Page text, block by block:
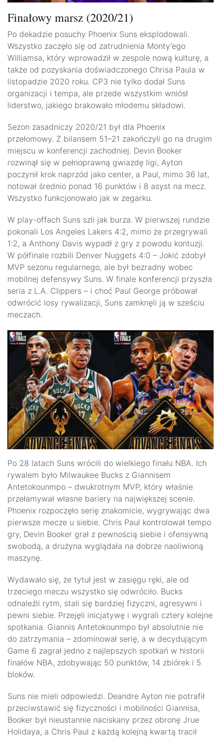
Finałowy marsz (2020/21)
Po dekadzie posuchy Phoenix Suns eksplodowali.
Wszystko zaczęło się od zatrudnienia Monty’ego
Williamsa, który wprowadził w zespole nową kulturę, a
także od pozyskania doświadczonego Chrisa Paula w
listopadzie 2020 roku. CP3 nie tylko dodał Suns
organizacji i tempa, ale przede wszystkim wniósł
liderstwo, jakiego brakowało młodemu składowi.
Sezon zasadniczy 2020/21 był dla Phoenix
przełomowy. Z bilansem 51–21 zakończyli go na drugim
miejscu w konferencji zachodniej. Devin Booker
rozwinął się w pełnoprawną gwiazdę ligi, Ayton
poczynił krok naprzód jako center, a Paul, mimo 36 lat,
notował średnio ponad 16 punktów i 8 asyst na mecz.
Wszystko funkcjonowało jak w zegarku.
W play-offach Suns szli jak burza. W pierwszej rundzie
pokonali Los Angeles Lakers 4:2, mimo że przegrywali
1:2, a Anthony Davis wypadł z gry z powodu kontuzji.
W półfinale rozbili Denver Nuggets 4:0 – Jokić zdobył
MVP sezonu regularnego, ale był bezradny wobec
mobilnej defensywy Suns. W finale konferencji przyszła
seria z L.A. Clippers – i choć Paul George próbował
odwrócić losy rywalizacji, Suns zamknęli ją w sześciu
meczach.
Po 28 latach Suns wrócili do wielkiego finału NBA. Ich
rywalem było Milwaukee Bucks z Giannisem
Antetokounmpo – dwukrotnym MVP, który właśnie
przełamywał własne bariery na największej scenie.
Phoenix rozpoczęło serię znakomicie, wygrywając dwa
pierwsze mecze u siebie. Chris Paul kontrolował tempo
gry, Devin Booker grał z pewnością siebie i ofensywną
swobodą, a drużyna wyglądała na dobrze naoliwioną
maszynę.
Wydawało się, że tytuł jest w zasięgu ręki, ale od
trzeciego meczu wszystko się odwróciło. Bucks
odnaleźli rytm, stali się bardziej fizyczni, agresywni i
pewni siebie. Przejęli inicjatywę i wygrali cztery kolejne
spotkania. Giannis Antetokounmpo był absolutnie nie
do zatrzymania – zdominował serię, a w decydującym
Game 6 zagrał jedno z najlepszych spotkań w historii
finałów NBA, zdobywając 50 punktów, 14 zbiórek i 5
bloków.
Suns nie mieli odpowiedzi. Deandre Ayton nie potrafił
przeciwstawić się fizyczności i mobilności Giannisa,
Booker był nieustannie naciskany przez obronę Jrue
Holidaya, a Chris Paul z każdą kolejną kwartą tracił